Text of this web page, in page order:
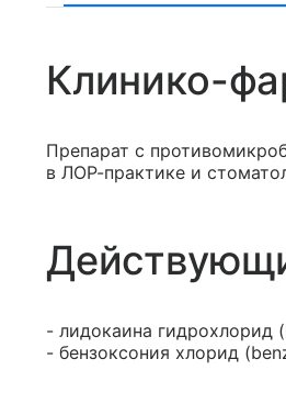
Клинико-
Препарат с
в ЛОР-практике и
- лидокаина гидрохлорид
- бензоксония хлорид